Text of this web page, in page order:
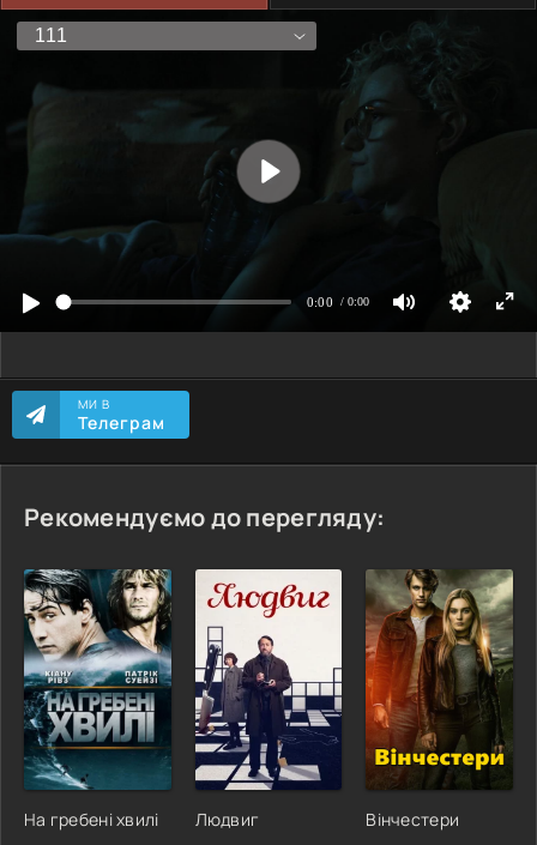
МИ В
Телеграм
Рекомендуємо до перегляду:
На гребені хвилі Людвиг Вінчестери